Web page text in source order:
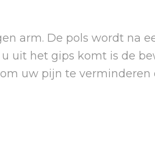
arm. De pols wordt na
uit het gips komt is de
uw pijn te verminderen